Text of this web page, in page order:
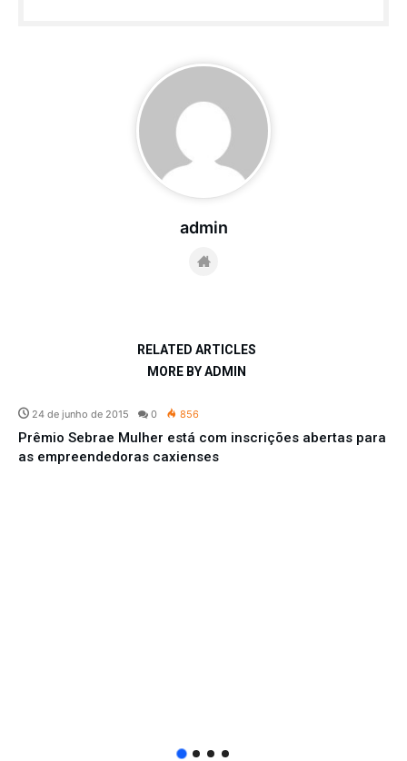
admin
RELATED ARTICLES
MORE BY ADMIN
24 de junho de 2015 0 856
Prêmio Sebrae Mulher está com inscrições abertas para
as empreendedoras caxienses